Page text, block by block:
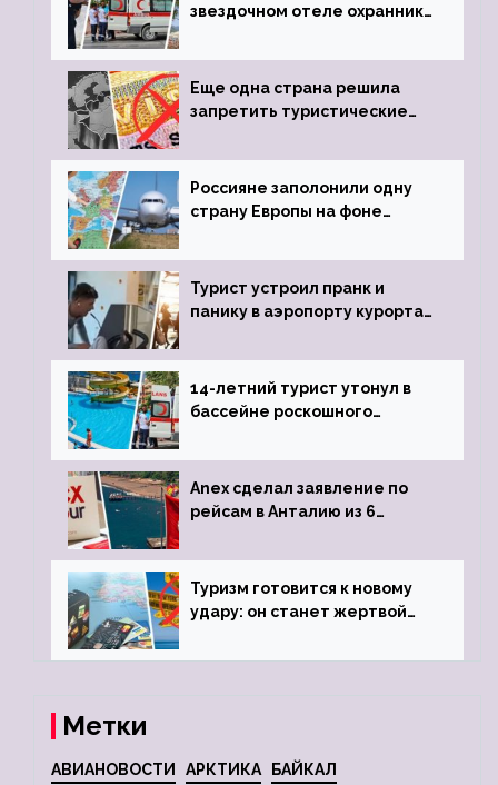
звездочном отеле охранник
пистолета
Еще одна страна решила
запретить туристические
Россияне заполонили одну
страну Европы на фоне
виз
Турист устроил пранк и
панику в аэропорту курорта,
задержке рейса
14-летний турист утонул в
бассейне роскошного
Anex сделал заявление по
рейсам в Анталию из 6
Туризм готовится к новому
удару: он станет жертвой
Метки
АВИАНОВОСТИ АРКТИКА БАЙКАЛ